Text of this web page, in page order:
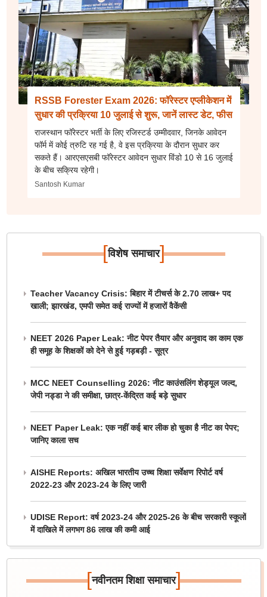
RSSB Forester Exam 2026: फॉरेस्टर एप्लीकेशन में
सुधार की प्रक्रिया 10 जुलाई से शुरू, जानें लास्ट डेट, फीस
राजस्थान फॉरेस्टर भर्ती के लिए रजिस्टर्ड उम्मीदवार, जिनके आवेदन
फॉर्म में कोई त्रुटि रह गई है, वे इस प्रक्रिया के दौरान सुधार कर
सकते हैं। आरएसएसबी फॉरेस्टर आवेदन सुधार विंडो 10 से 16 जुलाई
के बीच सक्रिय रहेगी।
Santosh Kumar
[विशेष समाचार]
Teacher Vacancy Crisis: बिहार में टीचर्स के 2.70 लाख+ पद
खाली; झारखंड, एमपी समेत कई राज्यों में हजारों वैकेंसी
NEET 2026 Paper Leak: नीट पेपर तैयार और अनुवाद का काम एक
ही समूह के शिक्षकों को देने से हुई गड़बड़ी - सूत्र
MCC NEET Counselling 2026: नीट काउंसलिंग शेड्यूल जल्द,
जेपी नड्डा ने की समीक्षा, छात्र-केंद्रित कई बड़े सुधार
NEET Paper Leak: एक नहीं कई बार लीक हो चुका है नीट का पेपर;
जानिए काला सच
AISHE Reports: अखिल भारतीय उच्च शिक्षा सर्वेक्षण रिपोर्ट वर्ष
2022-23 और 2023-24 के लिए जारी
UDISE Report: वर्ष 2023-24 और 2025-26 के बीच सरकारी स्कूलों
में दाखिले में लगभग 86 लाख की कमी आई
[नवीनतम शिक्षा समाचार]